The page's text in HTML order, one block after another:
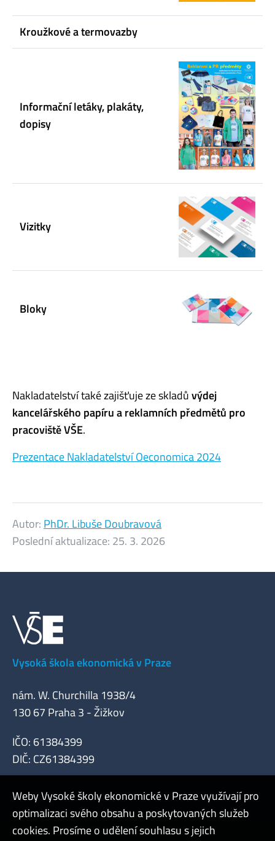
Kroužkové a termovazby
Informační letáky, plakáty,
dopisy
Vizitky
Bloky
Nakladatelství také zajišťuje ze skladůvýdej
kancelářského papíru a reklamních předmětů pro
pracoviště VŠE.
Prezentace Nakladatelství Oeconomica 2024
Autor: PhDr. Libuše Doubravová
Poslední aktualizace: 25. 3. 2026
Vysoká škola ekonomická v Praze
nám. W. Churchilla 1938/4
130 67 Praha 3 - Žižkov
IČO: 61384399
DIČ: CZ61384399
Weby Vysoké školy ekonomické v Praze využívají pro
optimalizaci svého obsahu a poskytovaných služeb
cookies. Prosíme o udělení souhlasu s jejich